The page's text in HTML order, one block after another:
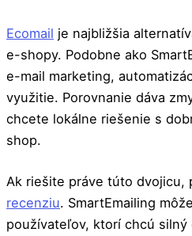
Ecomail je najbližšia
e-shopy. Podobne ako
e-mail marketing,
využitie. Porovnanie dáva
chcete lokálne riešenie s
shop.
Ak riešite práve túto dvojicu,
recenziu. SmartEmailing
používateľov, ktorí chcú